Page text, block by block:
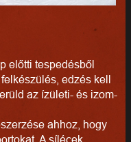
előtti tespedésből
edzés kell
az ízületi- és izom-
ahhoz, hogy
A sílécek